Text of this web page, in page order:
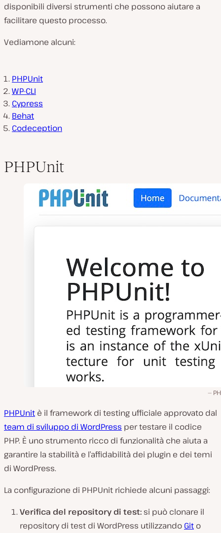
disponibili diversi strumenti che possono aiutare a
facilitare questo processo.
Vediamone alcuni:
PHPUnit
WP-CLI
Cypress
Behat
Codeception
PHPUnit
PHPUnit è il framework di testing ufficiale approvato dal
team di sviluppo di WordPress per testare il codice
PHP. È uno strumento ricco di funzionalità che aiuta a
garantire la stabilità e l’affidabilità dei plugin e dei temi
di WordPress.
La configurazione di PHPUnit richiede alcuni passaggi:
Verifica del repository di test: si può clonare il
repository di test di WordPress utilizzando Git o